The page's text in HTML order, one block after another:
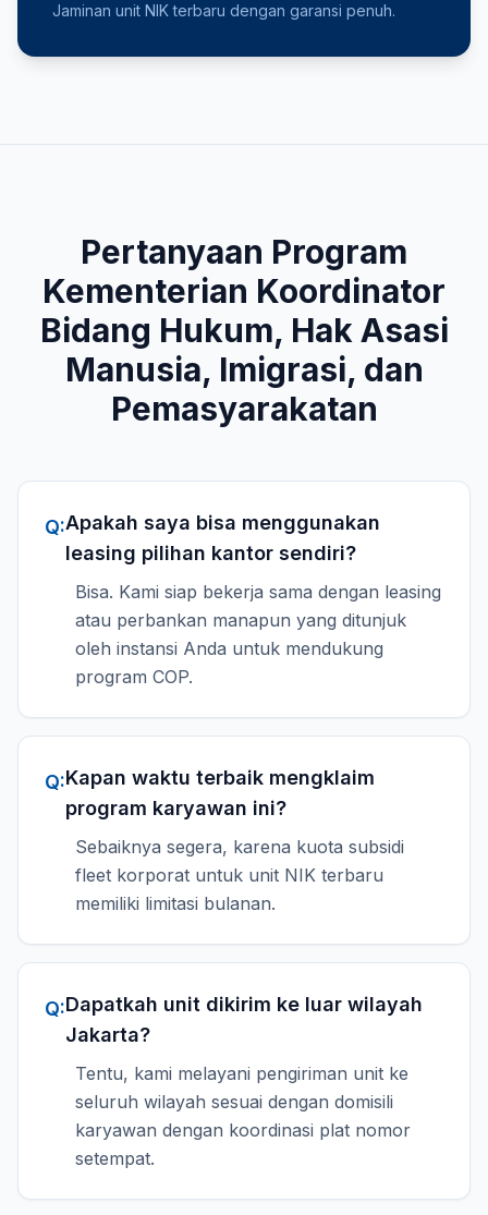
Jaminan unit NIK terbaru dengan garansi penuh.
Pertanyaan Program
Kementerian Koordinator
Bidang Hukum, Hak Asasi
Manusia, Imigrasi, dan
Pemasyarakatan
Q:Apakah saya bisa menggunakan
leasing pilihan kantor sendiri?
Bisa. Kami siap bekerja sama dengan leasing
atau perbankan manapun yang ditunjuk
oleh instansi Anda untuk mendukung
program COP.
Q:Kapan waktu terbaik mengklaim
program karyawan ini?
Sebaiknya segera, karena kuota subsidi
fleet korporat untuk unit NIK terbaru
memiliki limitasi bulanan.
Q:Dapatkah unit dikirim ke luar wilayah
Jakarta?
Tentu, kami melayani pengiriman unit ke
seluruh wilayah sesuai dengan domisili
karyawan dengan koordinasi plat nomor
setempat.